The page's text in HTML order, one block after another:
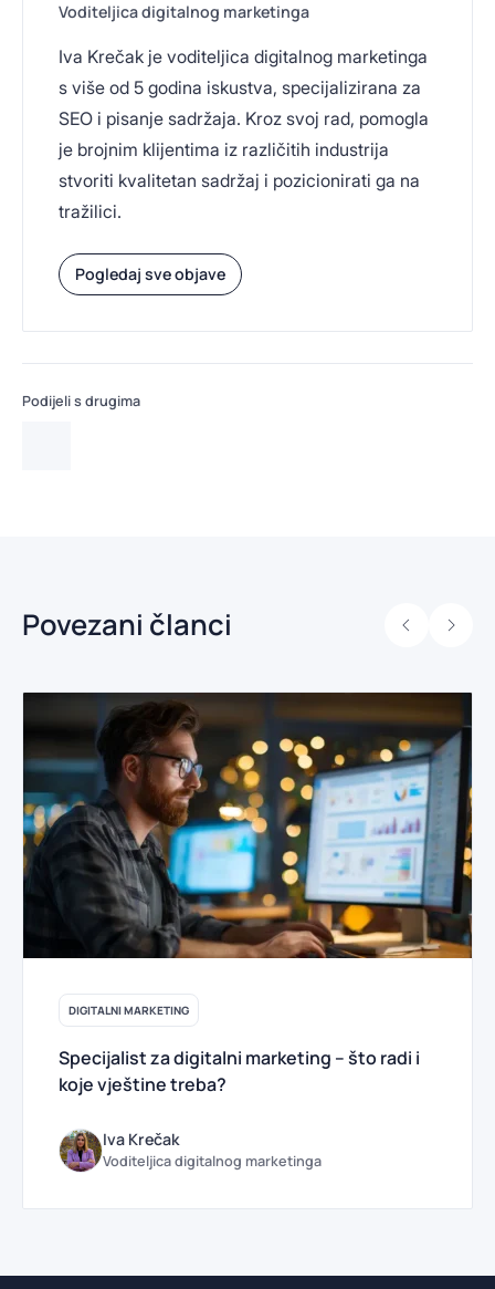
Voditeljica digitalnog marketinga
Iva Krečak je voditeljica digitalnog marketinga
s više od 5 godina iskustva, specijalizirana za
SEO i pisanje sadržaja. Kroz svoj rad, pomogla
je brojnim klijentima iz različitih industrija
stvoriti kvalitetan sadržaj i pozicionirati ga na
tražilici.
Pogledaj sve objave
Podijeli s drugima
Povezani članci
DIGITALNI MARKETING
Specijalist za digitalni marketing – što radi i
koje vještine treba?
Iva Krečak
Voditeljica digitalnog marketinga